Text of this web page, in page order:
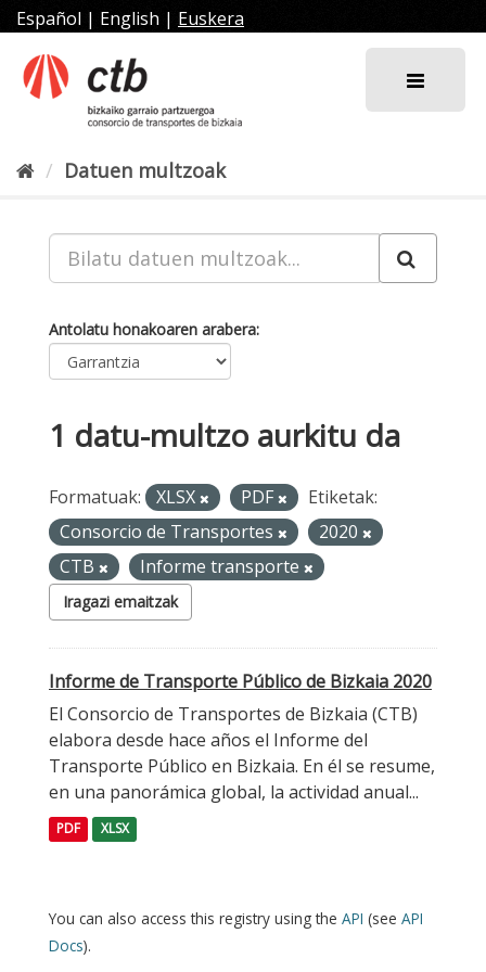
Joan
edukira
Español | English | Euskera
Datuen multzoak
Antolatu honakoaren arabera
1 datu-multzo aurkitu da
Formatuak: XLSX PDF
Etiketak:
Consorcio de Transportes
2020
CTB
Informe transporte
Iragazi emaitzak
Informe de Transporte Público de Bizkaia 2020
El Consorcio de Transportes de Bizkaia (CTB)
elabora desde hace años el Informe del
Transporte Público en Bizkaia. En él se resume,
en una panorámica global, la actividad anual...
PDF XLSX
You can also access this registry using the API (see API
Docs).